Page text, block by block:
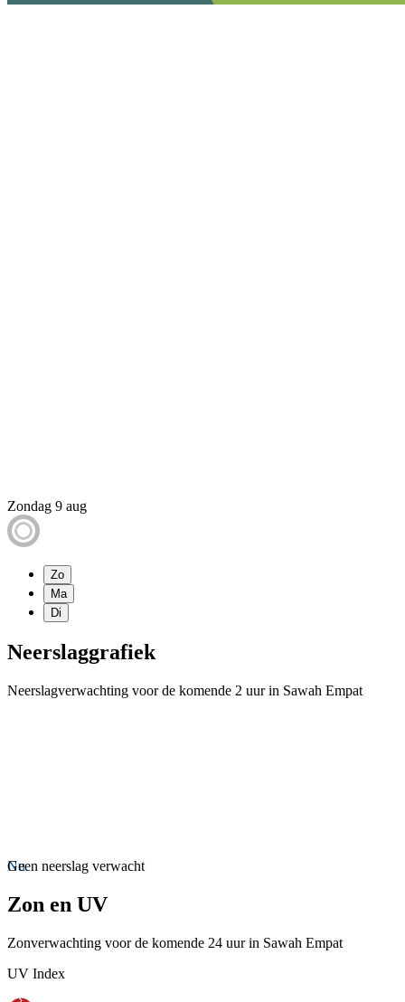
Zondag 9 aug
Zo
Ma
Di
Neerslaggrafiek
Neerslagverwachting voor de komende 2 uur in Sawah Empat
Nu
Geen neerslag verwacht
Zon en UV
Zonverwachting voor de komende 24 uur in Sawah Empat
UV Index